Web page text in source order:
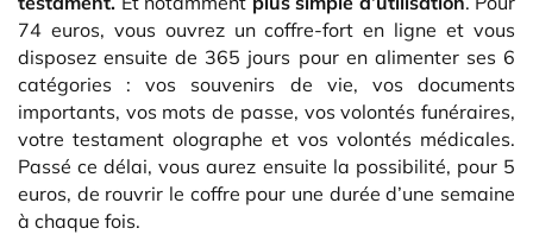
74 euros, vous ouvrez un coffre-fort en ligne et vous
disposez ensuite de 365 jours pour en alimenter ses 6
catégories : vos souvenirs de vie, vos documents
importants, vos mots de passe, vos volontés funéraires,
votre testament olographe et vos volontés médicales.
Passé ce délai, vous aurez ensuite la possibilité, pour 5
euros, de rouvrir le coffre pour une durée d’une semaine
à chaque fois.